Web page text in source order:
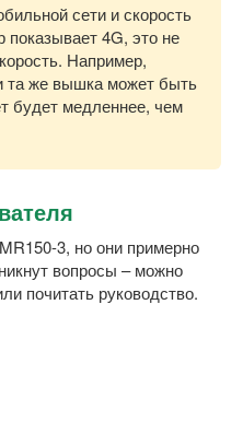
сети и скорость
4G, это не
Например,
та же вышка может быть
будет медленнее, чем
3, но они примерно
вопросы – можно
почитать руководство.